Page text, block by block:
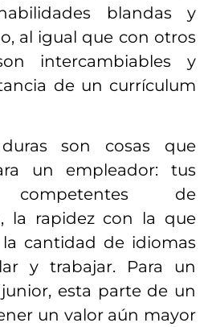
blandas y
al igual que con otros
intercambiables y
de un currículum
son cosas que
un empleador: tus
competentes de
la rapidez con la que
cantidad de idiomas
y trabajar. Para un
esta parte de un
un valor aún mayor